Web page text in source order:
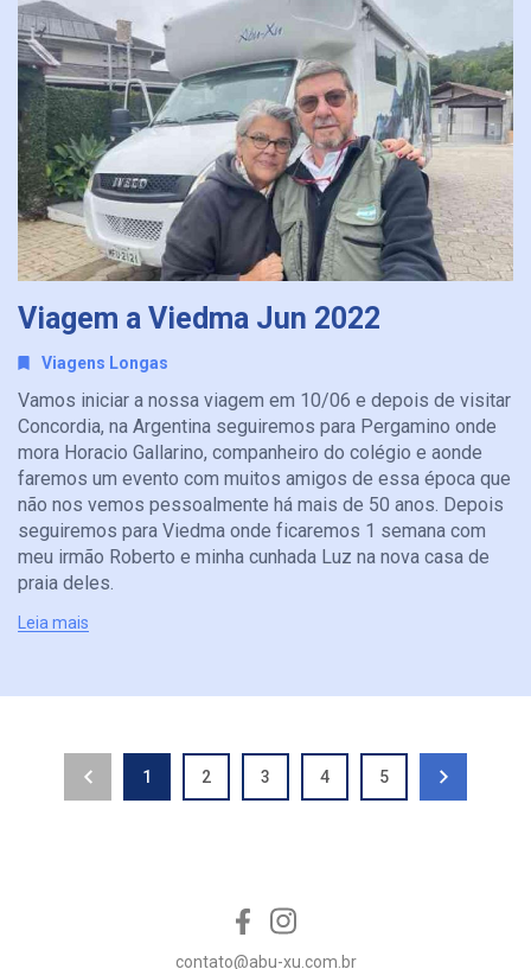
Viagem a Viedma Jun 2022
Viagens Longas
Vamos iniciar a nossa viagem em 10/06 e depois de visitar
Concordia, na Argentina seguiremos para Pergamino onde
mora Horacio Gallarino, companheiro do colégio e aonde
faremos um evento com muitos amigos de essa época que
não nos vemos pessoalmente há mais de 50 anos. Depois
seguiremos para Viedma onde ficaremos 1 semana com
meu irmão Roberto e minha cunhada Luz na nova casa de
praia deles.
Leia mais
1 2 3 4 5
contato@abu-xu.com.br